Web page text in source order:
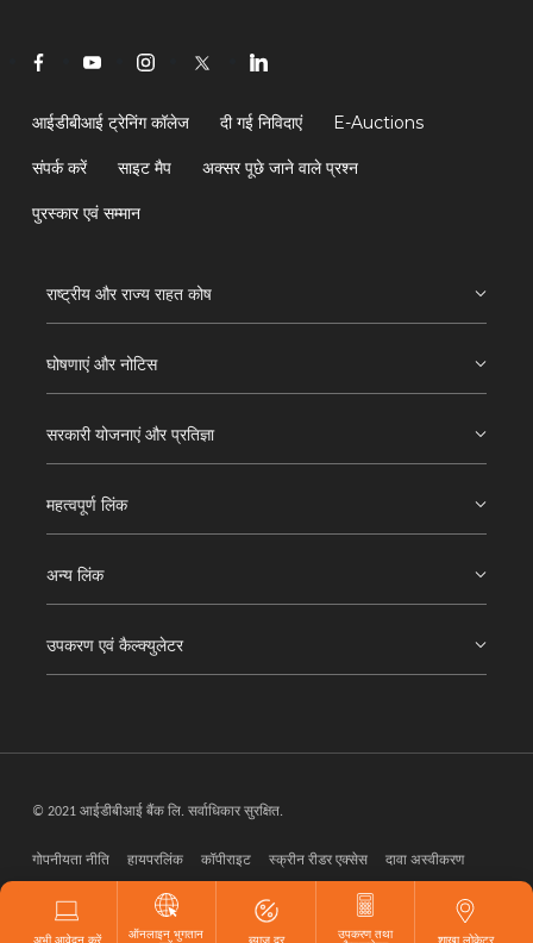
आईडीबीआई ट्रेनिंग कॉलेज दी गई निविदाएं E-Auctions
संपर्क करें साइट मैप अक्सर पूछे जाने वाले प्रश्न
पुरस्कार एवं सम्मान
राष्ट्रीय और राज्य राहत कोष
घोषणाएं और नोटिस
सरकारी योजनाएं और प्रतिज्ञा
महत्वपूर्ण लिंक
अन्य लिंक
उपकरण एवं कैल्क्युलेटर
© 2021 आईडीबीआई बैंक लि. सर्वाधिकार सुरक्षित.
गोपनीयता नीति हायपरलिंक कॉपीराइट स्क्रीन रीडर एक्सेस
दावा अस्वीकरण
अभी आवेदन करें ऑनलाइन भुगतान ब्याज दर उपकरण तथा